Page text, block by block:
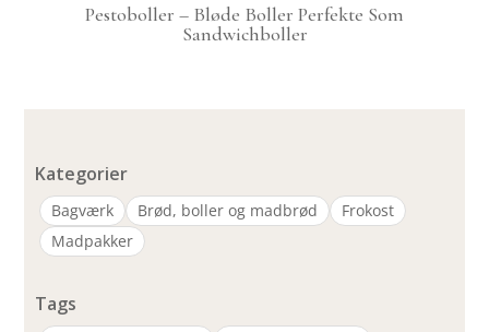
Pestoboller – Bløde Boller Perfekte Som
Sandwichboller
Kategorier
Bagværk Brød, boller og madbrød
Frokost
Madpakker
Tags